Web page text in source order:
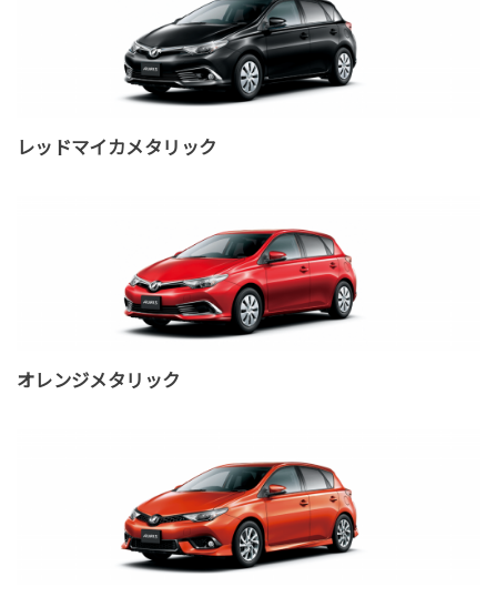
レッドマイカメタリック
オレンジメタリック